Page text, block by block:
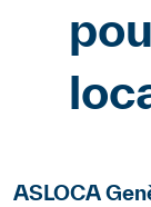
ASLOCA